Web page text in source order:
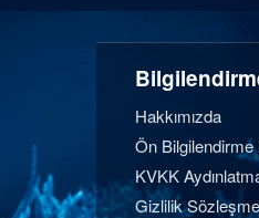
Hakkımızda
Ön Bilgilendirme
KVKK
Gizlilik